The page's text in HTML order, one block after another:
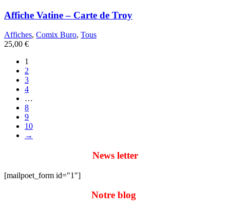
Affiche Vatine – Carte de Troy
Affiches, Comix Buro, Tous
25,00 €
1
2
3
4
…
8
9
10
→
News letter
[mailpoet_form id="1"]
Notre blog